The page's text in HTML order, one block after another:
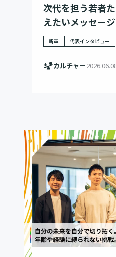
次代を担う若者
えたいメッセー
新卒 代表インタビュー
カルチャー